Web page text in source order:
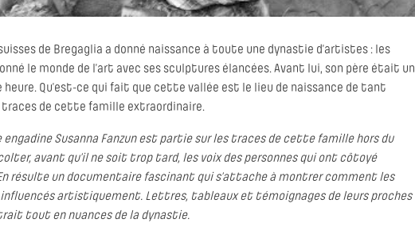
de Bregaglia a donné naissance à toute une dynastie d’artistes : les
le monde de l’art avec ses sculptures élancées. Avant lui, son père était un
Qu’est-ce qui fait que cette vallée est le lieu de naissance de tant
traces de cette famille extraordinaire.
Susanna Fanzun est partie sur les traces de cette famille hors du
avant qu’il ne soit trop tard, les voix des personnes qui ont côtoyé
résulte un documentaire fascinant qui s’attache à montrer comment les
artistiquement. Lettres, tableaux et témoignages de leurs proches
tout en nuances de la dynastie.